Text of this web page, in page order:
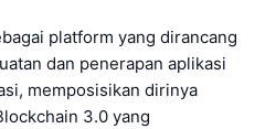
platform yang dirancang
dan penerapan aplikasi
memposisikan dirinya
3.0 yang